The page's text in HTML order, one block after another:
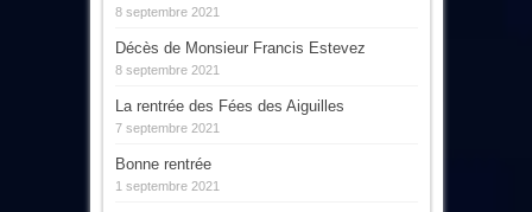
8 septembre 2021
Décès de Monsieur Francis Estevez
8 septembre 2021
La rentrée des Fées des Aiguilles
7 septembre 2021
Bonne rentrée
1 septembre 2021